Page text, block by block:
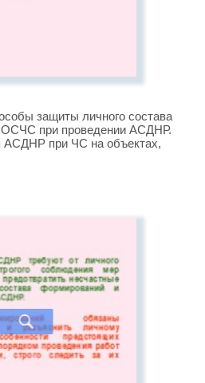
защиты личного состава
при проведении АСДНР.
АСДНР при ЧС на объектах,